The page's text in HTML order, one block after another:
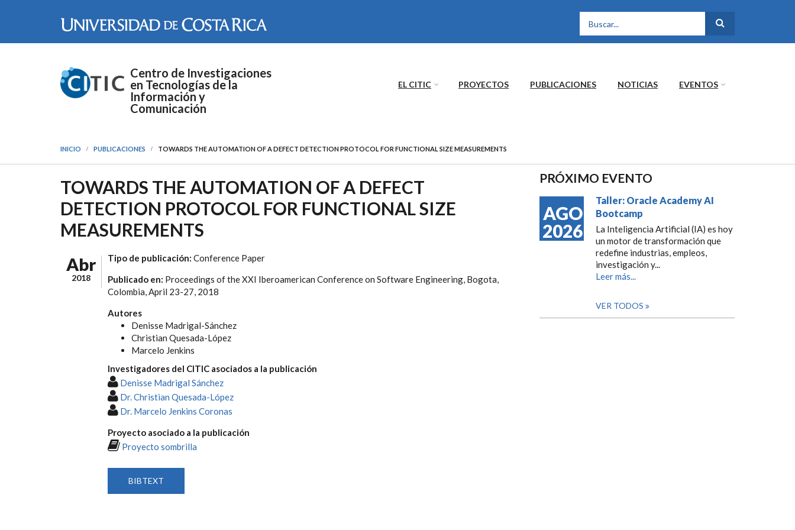
FORMULARIO DE
Centro de Investigaciones
en Tecnologías de la
Información y
Comunicación
EL CITIC PROYECTOS PUBLICACIONES NOTICIAS EVENTOS
INICIO PUBLICACIONES TOWARDS THE AUTOMATION OF A DEFECT DETECTION PROTOCOL FOR FUNCTIONAL SIZE MEASUREMENTS
TOWARDS THE AUTOMATION OF A DEFECT
DETECTION PROTOCOL FOR FUNCTIONAL SIZE
MEASUREMENTS
Abr
2018
Tipo de publicación: Conference Paper
Publicado en: Proceedings of the XXI Iberoamerican Conference on Software Engineering, Bogota,
Colombia, April 23-27, 2018
Autores
Denisse Madrigal-Sánchez
Christian Quesada-López
Marcelo Jenkins
Investigadores del CITIC asociados a la publicación
Denisse Madrigal Sánchez
Dr. Christian Quesada-López
Dr. Marcelo Jenkins Coronas
Proyecto asociado a la publicación
Proyecto sombrilla
BIBTEXT
PRÓXIMO EVENTO
AGO
2026
Taller: Oracle Academy AI
Bootcamp
La Inteligencia Artificial (IA) es hoy
un motor de transformación que
redefine industrias, empleos,
investigación y...
Leer más...
VER TODOS